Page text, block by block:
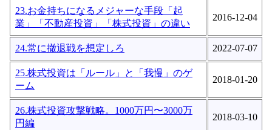
23.お金持ちになるメジャーな手段「起
業」「不動産投資」「株式投資」の違い
2016-12-04
24.常に撤退戦を想定しろ 2022-07-07
25.株式投資は「ルール」と「我慢」のゲ
ーム
2018-01-20
26.株式投資攻撃戦略。1000万円〜3000万
円編
2018-03-10